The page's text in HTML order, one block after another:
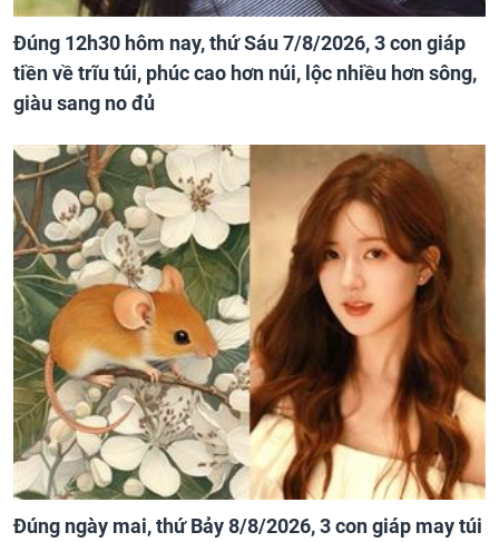
Đúng 12h30 hôm nay, thứ Sáu 7/8/2026, 3 con giáp
tiền về trĩu túi, phúc cao hơn núi, lộc nhiều hơn sông,
giàu sang no đủ
Đúng ngày mai, thứ Bảy 8/8/2026, 3 con giáp may túi